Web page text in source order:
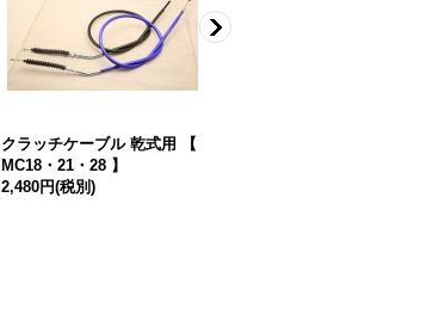
クラッチケーブル 乾式用 【
MC18・21・28 】
2,480円(税別)